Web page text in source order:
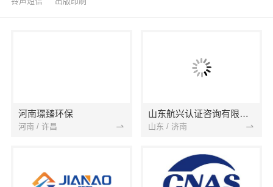
河南璟臻环保
河南 / 许昌
山东航兴认证咨询有限公司
山东 / 济南